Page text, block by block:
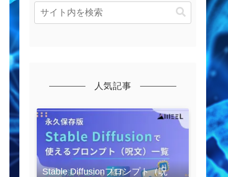
人気記事
Stable Diffusionプロンプト（呪